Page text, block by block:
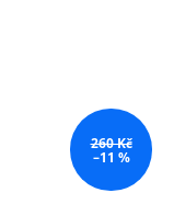
260 Kč
–11 %